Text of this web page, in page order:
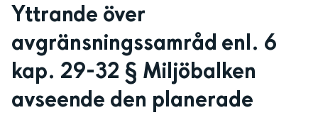
Yttrande över
avgränsningssamråd enl. 6
kap. 29-32 § Miljöbalken
avseende den planerade